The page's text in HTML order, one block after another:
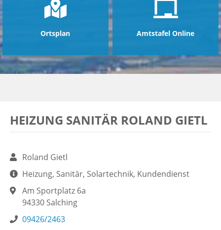
Ortsplan Amtstafel Online
HEIZUNG SANITÄR ROLAND GIETL
Roland Gietl
Heizung, Sanitär, Solartechnik, Kundendienst
Am Sportplatz 6a
94330 Salching
09426/2463